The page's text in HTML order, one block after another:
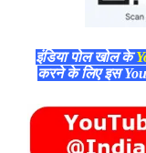
इंडिया पोल खोल के
करने के लिए इस